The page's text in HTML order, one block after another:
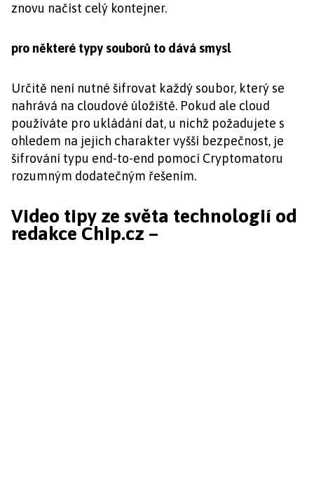
znovu načíst celý kontejner.
pro některé typy souborů to dává smysl
Určitě není nutné šifrovat každý soubor, který se
nahrává na cloudové úložiště. Pokud ale cloud
používáte pro ukládání dat, u nichž požadujete s
ohledem na jejich charakter vyšší bezpečnost, je
šifrování typu end-to-end pomocí Cryptomatoru
rozumným dodatečným řešením.
Video tipy ze světa technologií od
redakce Chip.cz –